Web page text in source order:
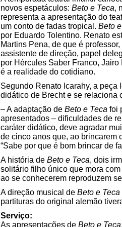
novos espetáculos: Beto e Teca,
representa a apresentação do
um conto de fadas tropical. Beto
por Eduardo Tolentino. Renato
Martins Pena, de que é professor,
assistente de direção, papel
por Hércules Saber Franco,
é a realidade do cotidiano.
Segundo Renato Icarahy, a peça
didático de Brecht e se relaciona
– A adaptação de Beto e Teca foi
apresentados – dificuldades de
caráter didático, deve agradar
de cinco anos que, ao brincarem
“Sabe por que é bom brincar de
A história de Beto e Teca, dois
solitário filho único que mora
ao se conhecerem reproduzem
A direção musical de Beto e Teca
partituras do original alemão
Serviço:
As apresentações de Beto e Teca